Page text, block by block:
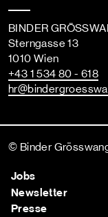
BINDER
Sterngasse 13
1010 Wien
+43 1 534 80 - 618
hr
© Binder
Jobs
Newsletter
Presse